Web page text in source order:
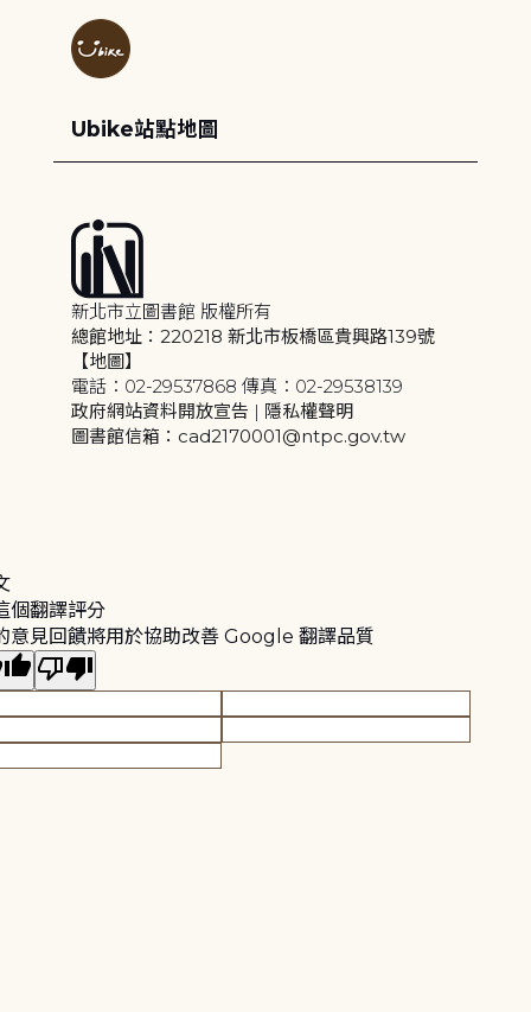
Ubike站點地圖
新北市立圖書館 版權所有
總館地址：220218 新北市板橋區貴興路139號
【地圖】
電話：02-29537868 傳真：02-29538139
政府網站資料開放宣告 | 隱私權聲明
圖書館信箱：cad2170001@ntpc.gov.tw
個翻譯評分
意見回饋將用於協助改善 Google 翻譯品質